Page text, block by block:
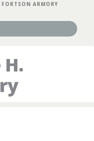
ARMORY
H.